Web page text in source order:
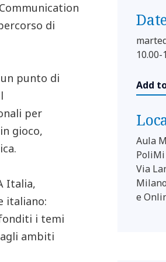
di
un punto di
per
gioco,
Italia,
italiano:
i temi
ambiti
10.00-
Add
Aula
Via
e